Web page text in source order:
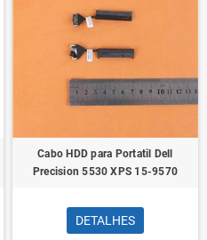
Cabo HDD para Portatil Dell
Precision 5530 XPS 15-9570
DETALHES